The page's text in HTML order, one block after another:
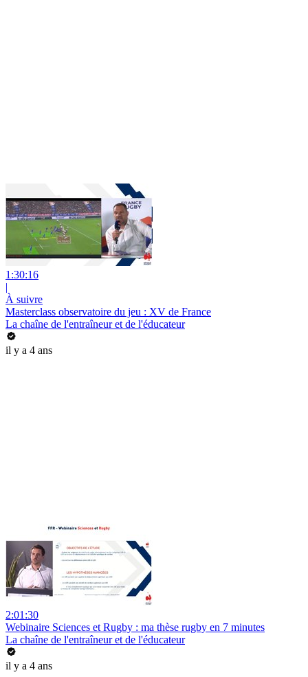
1:30:16
|
À suivre
Masterclass observatoire du jeu : XV de France
La chaîne de l'entraîneur et de l'éducateur
il y a 4 ans
2:01:30
Webinaire Sciences et Rugby : ma thèse rugby en 7 minutes
La chaîne de l'entraîneur et de l'éducateur
il y a 4 ans